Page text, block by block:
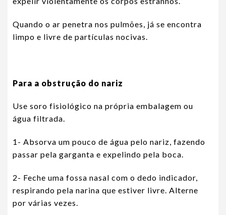
Quando o ar penetra nos pulmões, já se encontra
limpo e livre de partículas nocivas.
Para a obstrução do nariz
Use soro fisiológico na própria embalagem ou
água filtrada.
1- Absorva um pouco de água pelo nariz, fazendo
passar pela garganta e expelindo pela boca.
2- Feche uma fossa nasal com o dedo indicador,
respirando pela narina que estiver livre. Alterne
por várias vezes.